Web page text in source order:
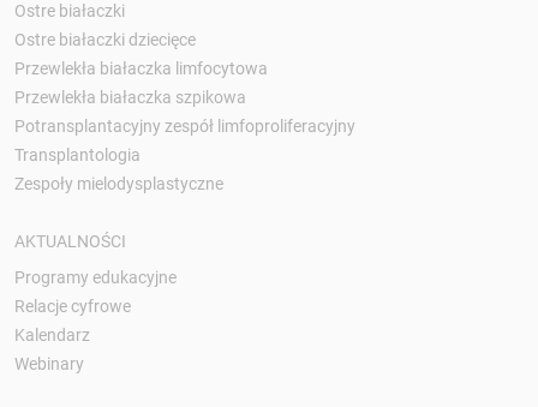
Ostre białaczki
Ostre białaczki dziecięce
Przewlekła białaczka limfocytowa
Przewlekła białaczka szpikowa
Potransplantacyjny zespół limfoproliferacyjny
Transplantologia
Zespoły mielodysplastyczne
AKTUALNOŚCI
Programy edukacyjne
Relacje cyfrowe
Kalendarz
Webinary